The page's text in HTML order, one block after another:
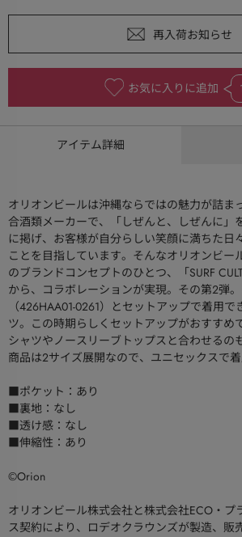
お気に入りに追加
アイテム詳細
オリオンビールは沖縄ならではの魅力が詰ま
合酒類メーカーで、「しぜんと、しぜんに」
に掲げ、お客様が自分らしい笑顔に満ちた日
ことを目指しています。そんなオリオンビー
のブランドコンセプトのひとつ、「SURF
から、コラボレーションが実現。その第２弾
（426HAA01-0261）とセットアップで着用
ツ。この時期らしくセットアップがおすすめ
シャツやノースリーブトップスと合わせるの
商品は2サイズ展開なので、ユニセックスで着
■ポケット：あり
■裏地：なし
■透け感：なし
■伸縮性：あり
©Orion
オリオンビール株式会社と株式会社ECO・プ
ス契約により、ロデオクラウンズが製造、販